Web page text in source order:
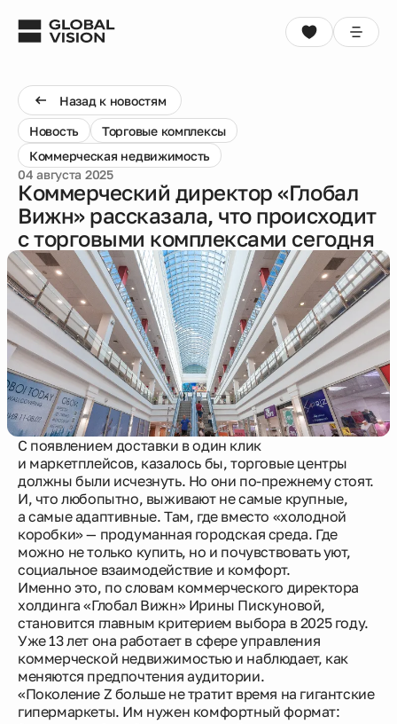
Выбрать квартиру
Проекты
Недвижимость
Коммерция
Кладовые
Акции
Способы покупки
Новости
О компании
Жителям
Камеры
Тендеры
Партнерам
Назад к новостям
Новость
Торговые комплексы
Коммерческая недвижимость
04 августа 2025
Коммерческий директор «Глобал
Вижн» рассказала, что происходит
с торговыми комплексами сегодня
С появлением доставки в один клик
и маркетплейсов, казалось бы, торговые центры
должны были исчезнуть. Но они по-прежнему стоят.
И, что любопытно, выживают не самые крупные,
а самые адаптивные. Там, где вместо «холодной
коробки» — продуманная городская среда. Где
можно не только купить, но и почувствовать уют,
социальное взаимодействие и комфорт.
Именно это, по словам коммерческого директора
холдинга «Глобал Вижн» Ирины Пискуновой,
становится главным критерием выбора в 2025 году.
Уже 13 лет она работает в сфере управления
коммерческой недвижимостью и наблюдает, как
меняются предпочтения аудитории.
«Поколение Z больше не тратит время на гигантские
гипермаркеты. Им нужен комфортный формат: